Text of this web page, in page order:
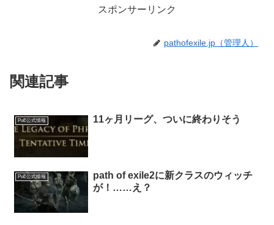
スポンサーリンク
pathofexile.jp（管理人）
関連記事
PoE公式情報 11ヶ月リーグ、ついに終わりそう
PoE公式情報
path of exile2に新クラスのウィッチ
が！……え？